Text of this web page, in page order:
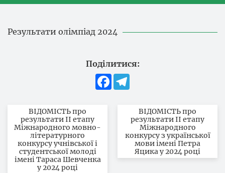
Результати олімпіад 2024
Поділитися:
Facebook
ВІДОМІСТЬ про
результати ІІ етапу
Міжнародного мовно-
літературного
конкурсу учнівської і
студентської молоді
імені Тараса Шевченка
у 2024 році
ВІДОМІСТЬ про
результати ІІ етапу
Міжнародного
конкурсу з української
мови імені Петра
Яцика у 2024 році